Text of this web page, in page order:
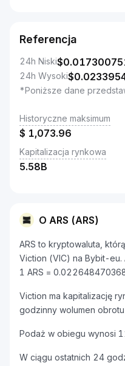
Referencja
24h Niski$
24h Wysoki$
*Poniższe dane
Historyczne maksimum
$ 1,073.96
Kapitalizacja rynkowa
5.58B
O ARS (ARS)
ARS to kryptowaluta,
Viction (VIC) na Bybit-eu.
1 ARS =
Viction ma kapitalizację
godzinny wolumen
Podaż w obiegu wynosi
W ciągu ostatnich 24